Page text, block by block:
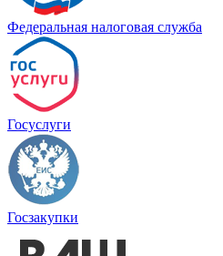
Федеральная налоговая служба
Госуслуги
Госзакупки